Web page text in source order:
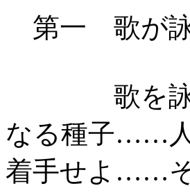
第一 歌が詠
歌を詠ん
なる種子……
着手せよ……